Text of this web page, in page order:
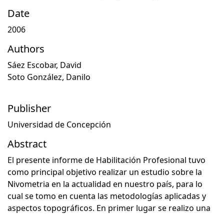
Date
2006
Authors
Sáez Escobar, David
Soto González, Danilo
Publisher
Universidad de Concepción
Abstract
El presente informe de Habilitación Profesional tuvo
como principal objetivo realizar un estudio sobre la
Nivometria en la actualidad en nuestro país, para lo
cual se tomo en cuenta las metodologías aplicadas y
aspectos topográficos. En primer lugar se realizo una